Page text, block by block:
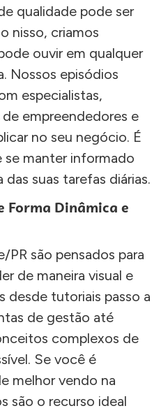
qualidade pode ser
nisso, criamos
ouvir em qualquer
Nossos episódios
especialistas,
empreendedores e
no seu negócio. É
se manter informado
suas tarefas diárias.
Forma Dinâmica e
PR são pensados para
de maneira visual e
desde tutoriais passo a
de gestão até
complexos de
Se você é
melhor vendo na
são o recurso ideal